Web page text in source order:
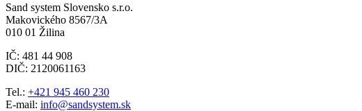
Sand system Slovensko s.r.o.
Makovického 8567/3A
010 01 Žilina
IČ: 481 44 908
DIČ: 2120061163
Tel.: +421 945 460 230
E-mail: info@sandsystem.sk